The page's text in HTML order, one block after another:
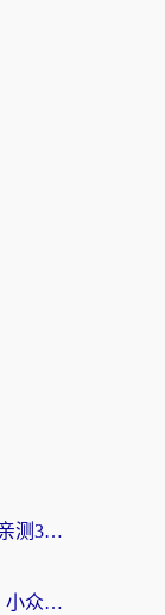
雷神手游和sixfast哪个好？海外党亲测3款回国加速器，教你选对不踩坑
穿梭和快喵好用吗？海外党亲测：小众加速器对比+番茄加速器深度体验